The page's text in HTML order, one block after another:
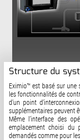
Structure du
Eximio™ est basé sur une
les fonctionnalités de
d’un point
supplémentaires peuvent
Même l’interface des
emplacement choisi du
demandés comme pour